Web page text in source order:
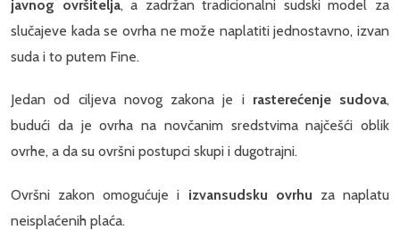
javnog ovršitelja, a zadržan tradicionalni sudski model za
slučajeve kada se ovrha ne može naplatiti jednostavno, izvan
suda i to putem Fine.
Jedan od ciljeva novog zakona je i rasterećenje sudova,
budući da je ovrha na novčanim sredstvima najčešći oblik
ovrhe, a da su ovršni postupci skupi i dugotrajni.
Ovršni zakon omogućuje i izvansudsku ovrhu za naplatu
neisplaćenih plaća.